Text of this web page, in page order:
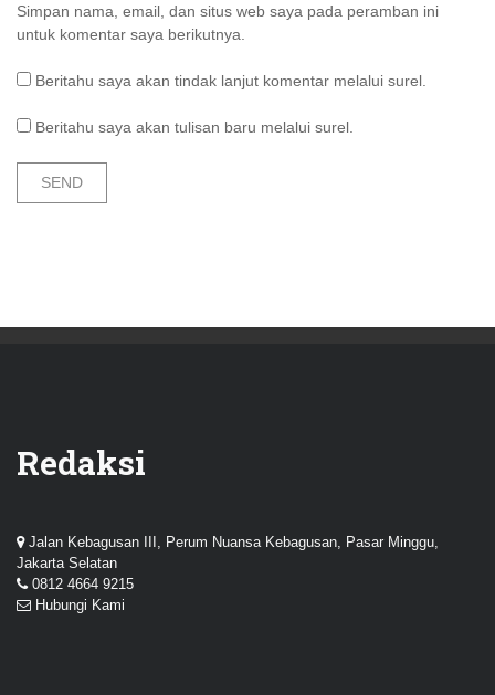
Simpan nama, email, dan situs web saya pada peramban ini
untuk komentar saya berikutnya.
Beritahu saya akan tindak lanjut komentar melalui surel.
Beritahu saya akan tulisan baru melalui surel.
Redaksi
Jalan Kebagusan III, Perum Nuansa Kebagusan, Pasar Minggu,
Jakarta Selatan
0812 4664 9215
Hubungi Kami